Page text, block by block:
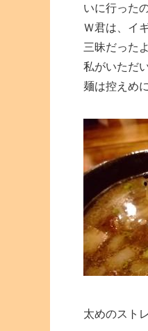
いに行った
Ｗ君は、イ
三昧だった
私がいただ
麺は控えめ
太めのスト